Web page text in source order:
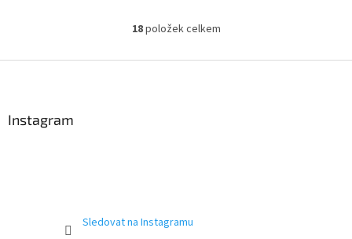
O
l
v
18položek celkem
Instagram
Sledovat na Instagramu